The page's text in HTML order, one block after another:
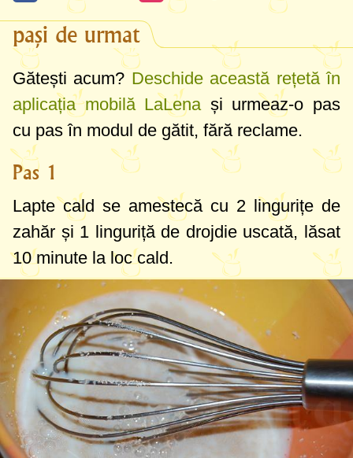
pași de urmat
Gătești acum? Deschide această rețetă în
aplicația mobilă LaLena și urmeaz-o pas
cu pas în modul de gătit, fără reclame.
Pas 1
Lapte cald se amestecă cu 2 lingurițe de
zahăr și 1 lingurițăde drojdie uscată, lăsat
10 minute la loc cald.